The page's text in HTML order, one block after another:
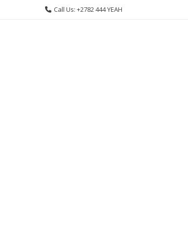
Call Us: +2782 444 YEAH